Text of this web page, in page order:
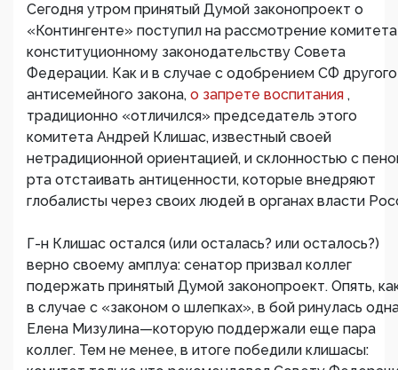
Сегодня утром принятый Думой законопроект о
«Контингенте» поступил на рассмотрение
конституционному законодательству Совета
Федерации. Как и в случае с одобрением СФ другого
антисемейного закона, о запрете воспитания ,
традиционно «отличился» председатель этого
комитета Андрей Клишас, известный своей
нетрадиционной ориентацией, и склонностью с
рта отстаивать антиценности, которые внедряют
глобалисты через своих людей в органах власти
Г-н Клишас остался (или осталась? или осталось?)
верно своему амплуа: сенатор призвал коллег
подержать принятый Думой законопроект. Опять,
в случае с «законом о шлепках», в бой ринулась
Елена Мизулина—которую поддержали еще пара
коллег. Тем не менее, в итоге победили клишасы: